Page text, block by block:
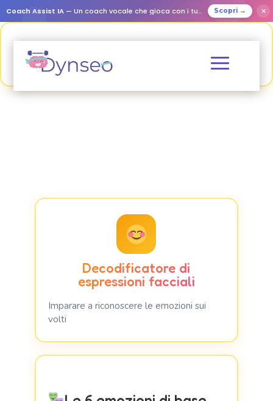
Coach Assist IA — Un coach vocale che gioca con i tuoi cari Scopri → ✕
Decodificatore di
espressioni facciali
Imparare a riconoscere le emozioni sui
volti